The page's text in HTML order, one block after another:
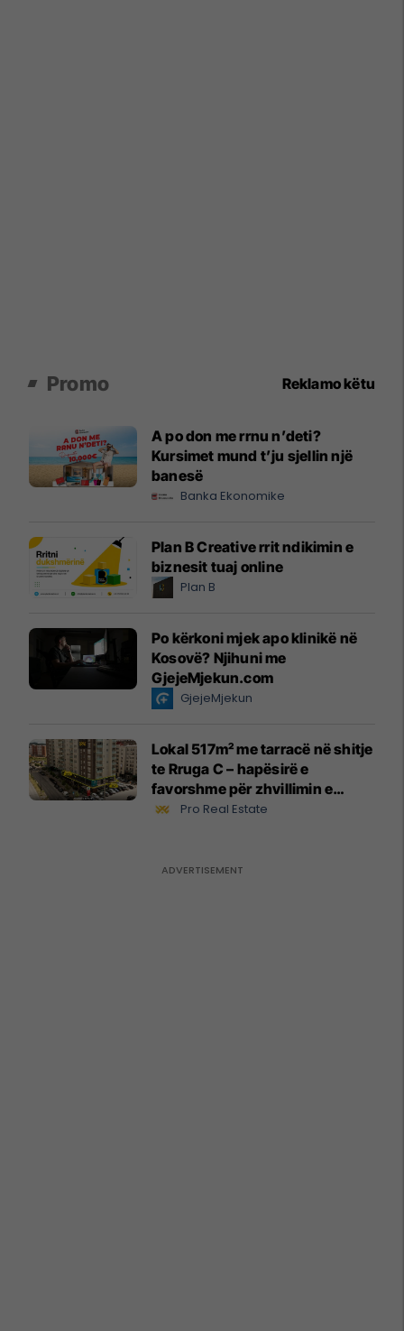
Promo Reklamo këtu
A po don me rrnu n’deti?
Kursimet mund t’ju sjellin një
banesë
Banka Ekonomike
Plan B Creative rrit ndikimin e
biznesit tuaj online
Plan B
Po kërkoni mjek apo klinikë në
Kosovë? Njihuni me
GjejeMjekun.com
GjejeMjekun
Lokal 517m² me tarracë në shitje
te Rruga C – hapësirë e
favorshme për zhvillimin e
biznesit #15796
Pro Real Estate